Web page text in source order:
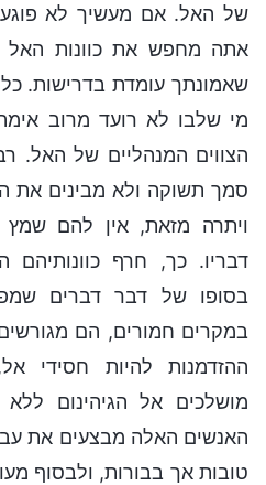
של האל. אם מעשיך לא
אתה מחפש את כוונות האל
שאמונתך עומדת בדרישות.
מי שלבו לא רועד מרוב
הצווים המנהליים של האל.
סמך תשוקה ולא מבינים את
ויתרה מזאת, אין להם
דבריו. כך, חרף כוונותיהם
בסופו של דבר דברים
במקרים חמורים, הם
ההזדמנות להיות חסידי
מושלכים אל הגיהינום
האנשים האלה מבצעים את
טובות אך בבורות, ולבסוף